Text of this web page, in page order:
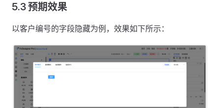
5.3 预期效果
以客户编号的字段隐藏为例，效果如下所示：